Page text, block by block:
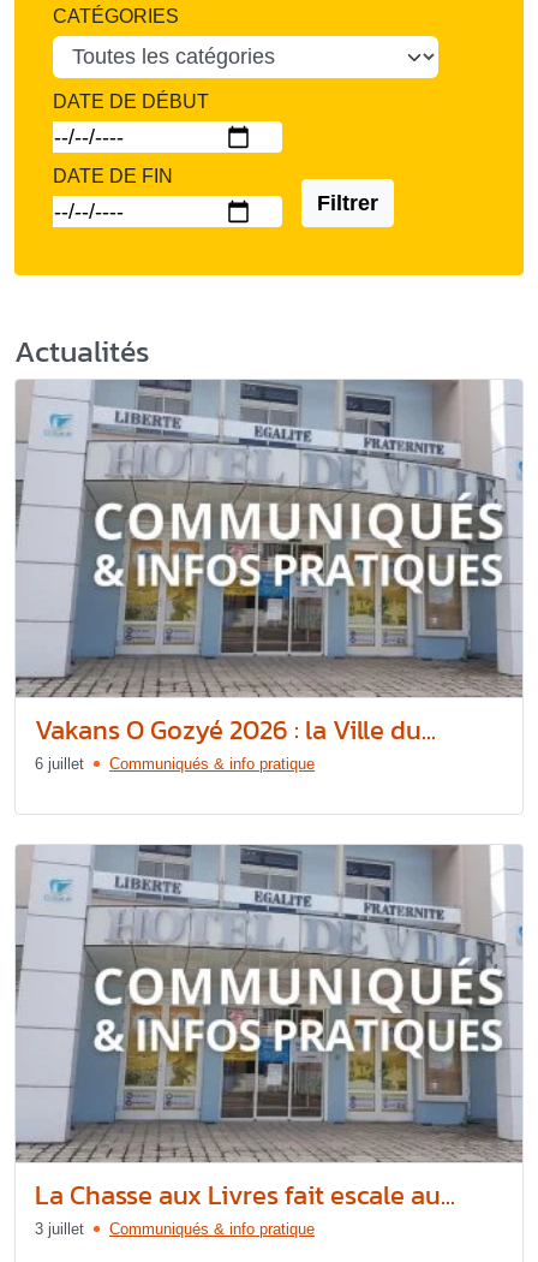
CATÉGORIES
DATE DE DÉBUT
DATE DE FIN
Filtrer
Actualités
Vakans O Gozyé 2026 : la Ville du...
6 juillet Communiqués & info pratique
La Chasse aux Livres fait escale au...
3 juillet Communiqués & info pratique